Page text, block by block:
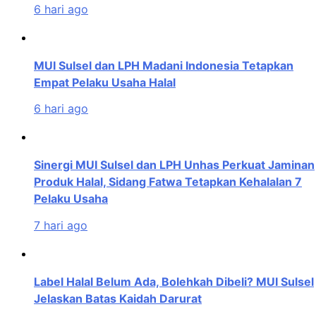
6 hari ago
MUI Sulsel dan LPH Madani Indonesia Tetapkan
Empat Pelaku Usaha Halal
6 hari ago
Sinergi MUI Sulsel dan LPH Unhas Perkuat Jaminan
Produk Halal, Sidang Fatwa Tetapkan Kehalalan 7
Pelaku Usaha
7 hari ago
Label Halal Belum Ada, Bolehkah Dibeli? MUI Sulsel
Jelaskan Batas Kaidah Darurat